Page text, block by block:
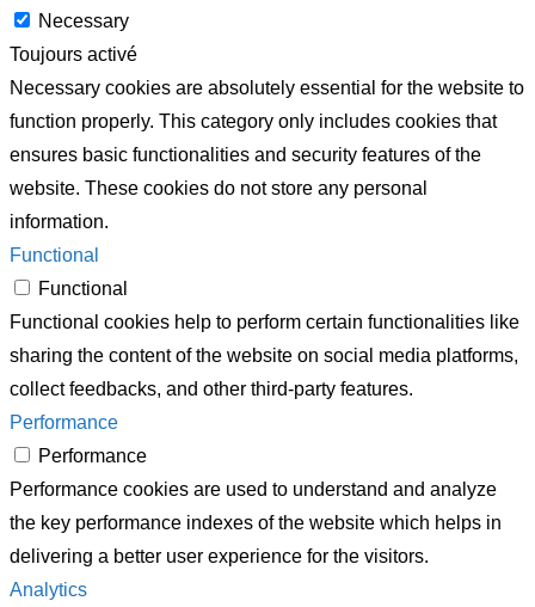
Necessary
Toujours activé
Necessary cookies are absolutely essential for the website to
function properly. This category only includes cookies that
ensures basic functionalities and security features of the
website. These cookies do not store any personal
information.
Functional
Functional
Functional cookies help to perform certain functionalities like
sharing the content of the website on social media platforms,
collect feedbacks, and other third-party features.
Performance
Performance
Performance cookies are used to understand and analyze
the key performance indexes of the website which helps in
delivering a better user experience for the visitors.
Analytics